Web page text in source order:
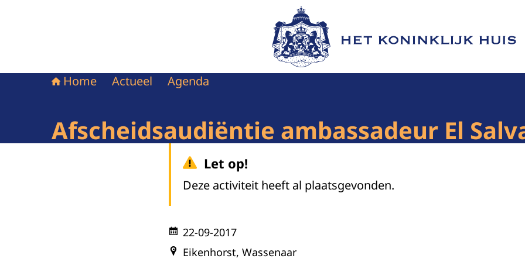
Naar de homepage van Het Koninklijk Huis
Home Actueel Agenda
Afscheidsaudiëntie ambassadeur El
Let op!
Deze activiteit heeft al plaatsgevonden.
22-09-2017
Eikenhorst, Wassenaar